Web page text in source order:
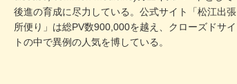
後進の育成に尽力している。公式サイト「松江出張
所便り」は総PV数900,000を越え、クローズドサイ
トの中で異例の人気を博している。